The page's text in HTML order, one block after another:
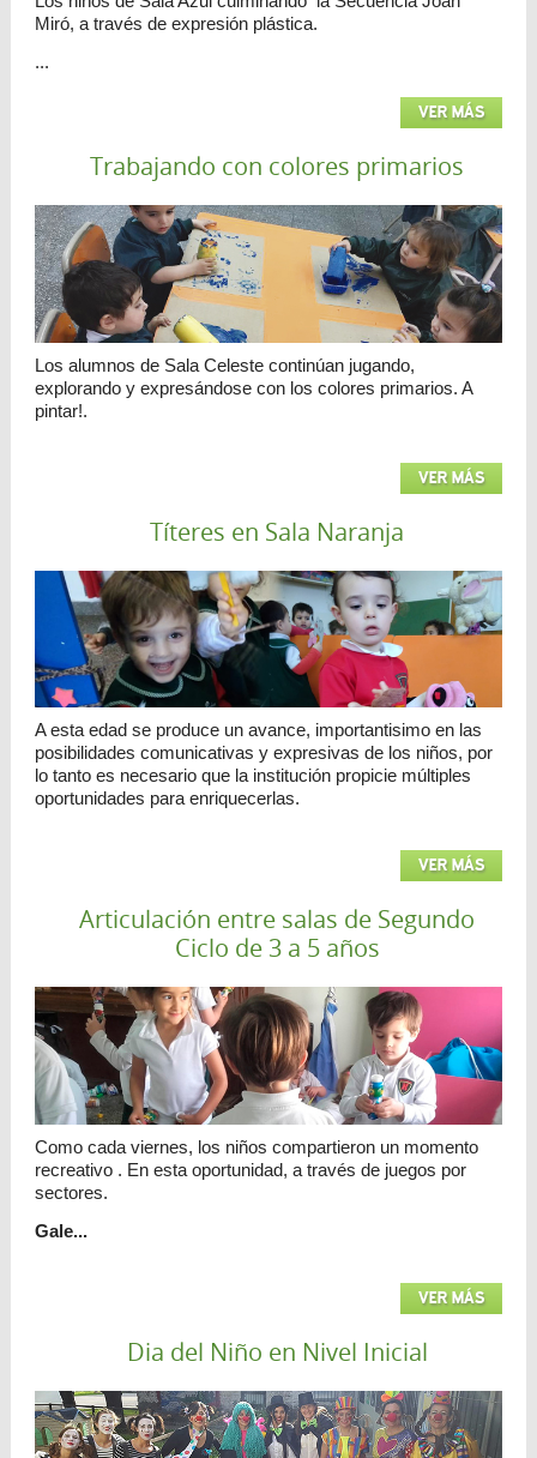
Miró, a través de expresión plástica.
...
VER MÁS
Trabajando con colores primarios
Los alumnos de Sala Celeste continúan jugando,
explorando y expresándose con los colores primarios. A
pintar!.
VER MÁS
Títeres en Sala Naranja
A esta edad se produce un avance, importantisimo en las
posibilidades comunicativas y expresivas de los niños, por
lo tanto es necesario que la institución propicie múltiples
oportunidades para enriquecerlas.
VER MÁS
Articulación entre salas de Segundo
Ciclo de 3 a 5 años
Como cada viernes, los niños compartieron un momento
recreativo . En esta oportunidad, a través de juegos por
sectores.
Gale...
VER MÁS
Dia del Niño en Nivel Inicial